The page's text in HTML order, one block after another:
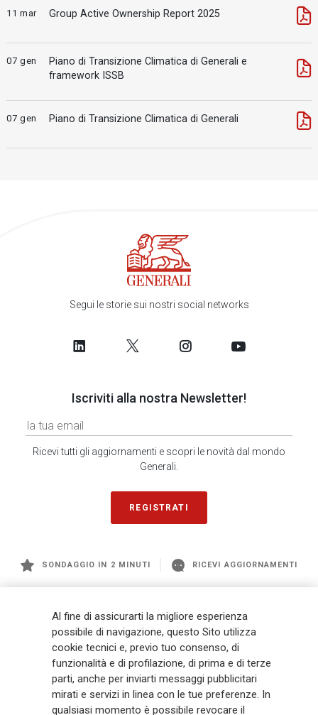
11 mar Group Active Ownership Report 2025
07 gen
Piano di Transizione Climatica di Generali e
framework ISSB
07 gen Piano di Transizione Climatica di Generali
Segui le storie sui nostri social networks
Iscriviti alla nostra Newsletter!
Ricevi tutti gli aggiornamenti e scopri le novità dal mondo
Generali.
REGISTRATI
SONDAGGIO IN 2 MINUTI RICEVI AGGIORNAMENTI
management a livello globale, con premi complessivi pari a € 98,1
miliardi e € 900 miliardi di AUM nel 2025. Fondato nel 1831, con oltre 88
mila dipendenti e 163 mila agenti che servono 75 milioni di clienti, il
Gruppo ha una posizione di leadership in Europa e una presenza
crescente in Asia e America. Al centro della strategia di Generali c'è il suo
impegno Lifetime Partner verso i clienti, realizzato attraverso soluzioni
innovative e personalizzate, un'esperienza cliente di prima classe e le sue
Al fine di assicurarti la migliore esperienza
possibile di navigazione, questo Sito utilizza
cookie tecnici e, previo tuo consenso, di
funzionalità e di profilazione, di prima e di terze
parti, anche per inviarti messaggi pubblicitari
mirati e servizi in linea con le tue preferenze. In
qualsiasi momento è possibile revocare il